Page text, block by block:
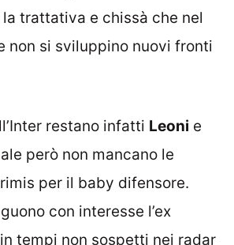
trattativa e chissà che nel
non si sviluppino nuovi fronti
restano infatti Leoni e
però non mancano le
per il baby difensore.
con interesse l’ex
tempi non sospetti nei radar